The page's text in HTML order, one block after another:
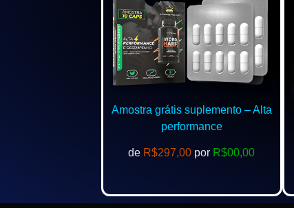
Amostra grátis suplemento – Alta
performance
de R$297,00 por R$00,00